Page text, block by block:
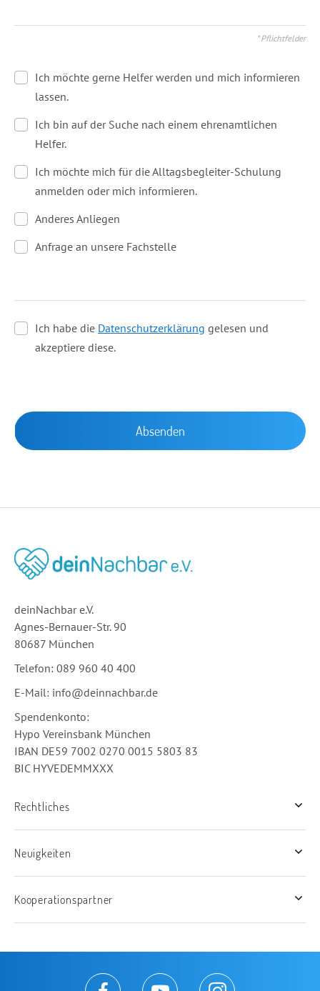
* Pflichtfelder
Ich möchte gerne Helfer werden und mich informieren
lassen.
Ich bin auf der Suche nach einem ehrenamtlichen
Helfer.
Ich möchte mich für die Alltagsbegleiter-Schulung
anmelden oder mich informieren.
Anderes Anliegen
Anfrage an unsere Fachstelle
Ich habe die Datenschutzerklärung gelesen und
akzeptiere diese.
deinNachbar e.V.
Agnes-Bernauer-Str. 90
80687 München
Telefon: 089 960 40 400
E-Mail: info@deinnachbar.de
Hypo Vereinsbank München
IBAN DE59 7002 0270 0015 5803 83
BIC HYVEDEMMXXX
Rechtliches
Neuigkeiten
Kooperationspartner